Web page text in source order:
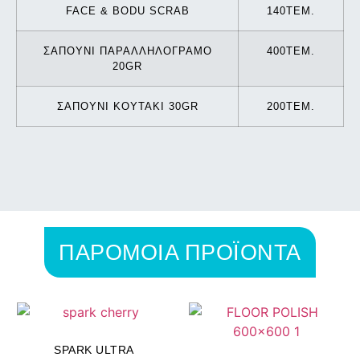
FACE & BODU SCRAB 140TEM.
ΣΑΠΟΥΝΙ ΠΑΡΑΛΛΗΛΟΓΡΑΜΟ
20GR
400TEM.
ΣΑΠΟΥΝΙ ΚΟΥΤΑΚΙ 30GR 200TEM.
ΠΑΡΟΜΟΙΑ ΠΡΟΪΟΝΤΑ
SPARK ULTRA